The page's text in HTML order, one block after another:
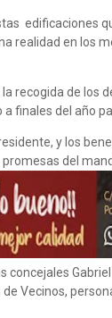
edificaciones
realidad en los
recogida de los
finales del año
y los
del
concejales
Vecinos,